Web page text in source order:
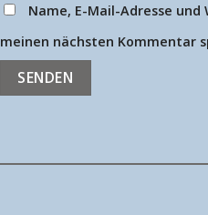
Name, E-Mail-Adresse
meinen nächsten Kommentar